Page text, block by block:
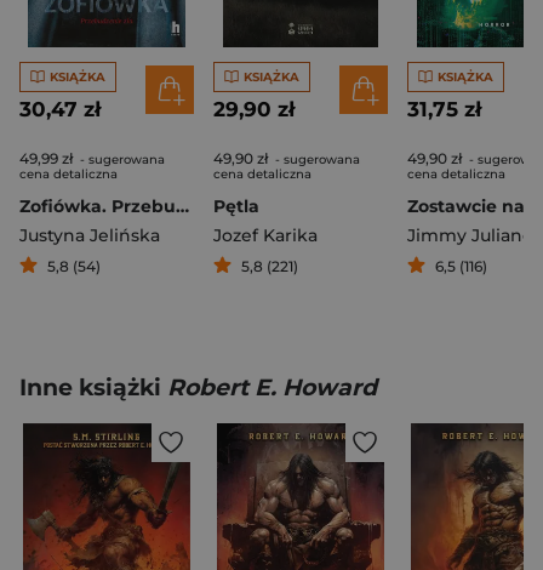
KSIĄŻKA
30,47 zł
49,99 zł - sugerowana
cena detaliczna
Zofiówka. Przebudzenie zła
Justyna Jelińska
5,8 (54)
KSIĄŻKA
29,90 zł
49,90 zł - sugerowana
cena detaliczna
Pętla
Jozef Karika
5,8 (221)
KSIĄŻKA
31,75 zł
49,90 zł -
cena detaliczna
Jimmy Juliano
6,5 (116)
Inne książki Robert E. Howard